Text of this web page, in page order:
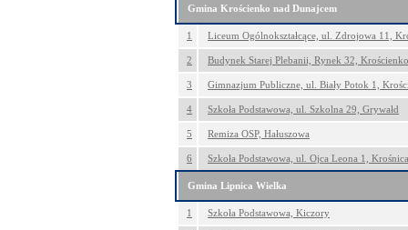
Gmina Krościenko nad Dunajcem
1 Liceum Ogólnokształcące, ul. Zdrojowa 11,
2 Budynek Starej Plebanii, Rynek 32,
3 Gimnazjum Publiczne, ul. Biały Potok 1,
4 Szkoła Podstawowa, ul. Szkolna 29, Grywałd
5 Remiza OSP, Hałuszowa
6 Szkoła Podstawowa, ul. Ojca Leona 1, Krośnica
Gmina Lipnica Wielka
1 Szkoła Podstawowa, Kiczory